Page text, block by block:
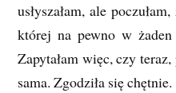
usłyszałam, ale
której na pewno w
Zapytałam więc, czy
sama. Zgodziła się chętnie.